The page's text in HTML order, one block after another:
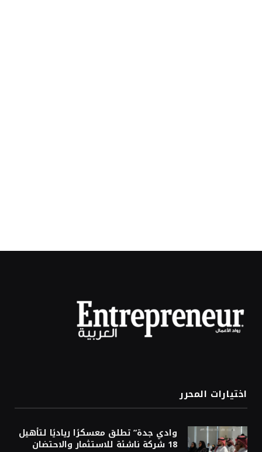
اختيارات المحرر
وادي جدة” تطلق معسكرًا رياديًا لتأهيل
18 شركة ناشئة للاستثمار والاحتضان